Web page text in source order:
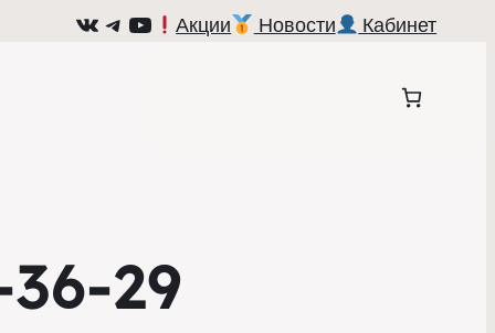
ВКонтакте
Telegram
YouTube
Акции Новости Кабинет
29